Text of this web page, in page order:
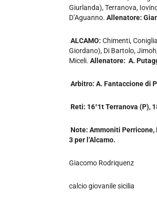
Giurlanda), Terranova,
D’Aguanno. Allenatore:
ALCAMO: Chimenti,
Giordano), Di Bartolo,
Miceli. Allenatore: A.
Arbitro: A. Fantaccione di
Reti: 16°1t Terranova (P),
Note: Ammoniti Perricone,
3 per l’Alcamo.
Giacomo Rodriquenz
calcio giovanile sicilia